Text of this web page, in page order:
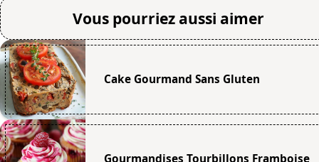
Vous pourriez aussi aimer
Cake Gourmand Sans Gluten
Gourmandises Tourbillons Framboise